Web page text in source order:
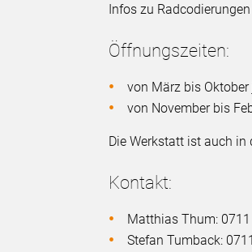
Infos zu
Öffnungszeiten:
von März bis
von November bis
Die Werkstatt ist auch in
Kontakt:
Matthias Thum:
Stefan Tumback: